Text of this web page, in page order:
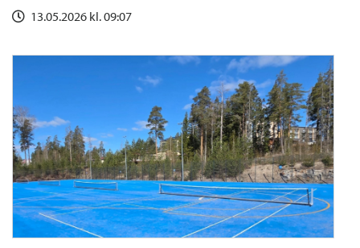
13.05.2026 kl. 09:07